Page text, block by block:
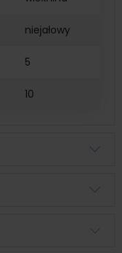
niejałowy
5
10